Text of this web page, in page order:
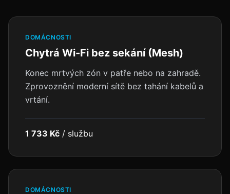
DOMÁCNOSTI
Chytrá Wi-Fi bez sekání (Mesh)
Konec mrtvých zón v patře nebo na zahradě.
Zprovoznění moderní sítě bez tahání kabelů a
vrtání.
1 733 Kč / službu
DOMÁCNOSTI